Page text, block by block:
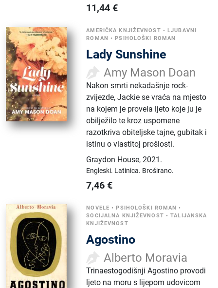
11,44 €
AMERIČKA KNJIŽEVNOST • LJUBAVNI
ROMAN • PSIHOLOŠKI ROMAN
Lady Sunshine
Amy Mason Doan
Nakon smrti nekadašnje rock-
zvijezde, Jackie se vraća na mjesto
na kojem je provela ljeto koje ju je
obilježilo te kroz uspomene
razotkriva obiteljske tajne, gubitak i
istinu o vlastitoj prošlosti.
Graydon House,2021.
Engleski. Latinica. Broširano.
7,46 €
NOVELE • PSIHOLOŠKI ROMAN •
SOCIJALNA KNJIŽEVNOST •TALIJANSKA
KNJIŽEVNOST
Agostino
Alberto Moravia
Trinaestogodišnji Agostino provodi
ljeto na moru s lijepom udovicom